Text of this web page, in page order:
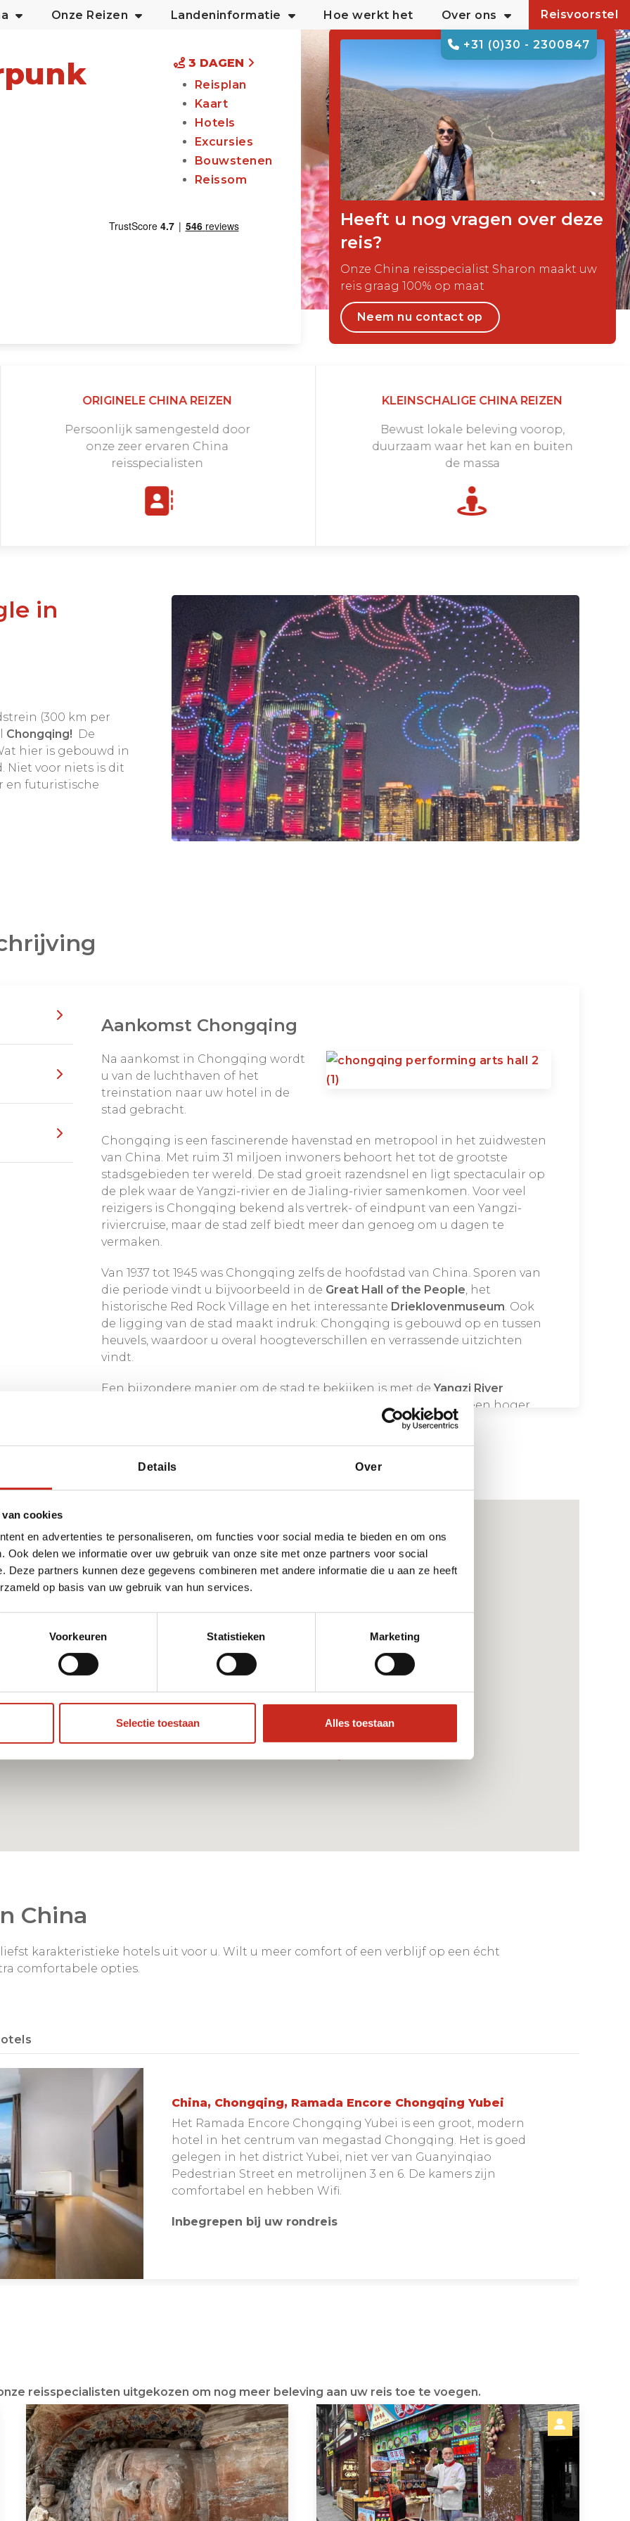
Details Over
cookies
en advertenties te personaliseren, om functies voor social media te bieden en om ons
Ook delen we informatie over uw gebruik van onze site met onze partners voor social
Deze partners kunnen deze gegevens combineren met andere informatie die u aan ze heeft
op basis van uw gebruik van hun services.
Voorkeuren Statistieken Marketing
Selectie toestaan Alles toestaan
+31 (0)30 - 2300847
Onze Reizen Landeninformatie Hoe werkt het Over ons Reisvoorstel
3 DAGEN
Reisplan
Kaart
Hotels
Excursies
Bouwstenen
Reissom
Heeft u nog vragen over deze
reis?
Onze China reisspecialist Sharon maakt uw
reis graag 100% op maat
Neem nu contact op
ORIGINELE CHINA REIZEN
Persoonlijk samengesteld door
onze zeer ervaren China
reisspecialisten
KLEINSCHALIGE CHINA REIZEN
Bewust lokale beleving voorop,
duurzaam waar het kan en buiten
de massa
(300 km per
Chongqing! De
hier is gebouwd in
Niet voor niets is dit
en futuristische
boeddhistische
). Het ligt maar 40
grote rivieren
Rivier. Het
stad die ook nog
boven elkaar
En wat dacht u van
raast om zijn doel te
een aantal fijne
zoals het Chongqing
Dewyi Bar street
of een ijsje eten
Time Square. Op
van China wordt
de bijzondere
groot contrast op
en in zeer goede staat
beginnen?
uw reis immers
erop aangepast.
Aankomst Chongqing
Na aankomst in Chongqing wordt
u van de luchthaven of het
treinstation naar uw hotel in de
stad gebracht.
Chongqing is een fascinerende havenstad en metropool in het zuidwesten
van China. Met ruim 31 miljoen inwoners behoort het tot de grootste
stadsgebieden ter wereld. De stad groeit razendsnel en ligt spectaculair op
de plek waar de Yangzi-rivier en de Jialing-rivier samenkomen. Voor veel
reizigers is Chongqing bekend als vertrek- of eindpunt van een Yangzi-
riviercruise, maar de stad zelf biedt meer dan genoeg om u dagen te
vermaken.
Van 1937 tot 1945 was Chongqing zelfs de hoofdstad van China. Sporen van
die periode vindt u bijvoorbeeld in de Great Hall of the People, het
historische Red Rock Village en het interessante Drieklovenmuseum. Ook
de ligging van de stad maakt indruk: Chongqing is gebouwd op en tussen
heuvels, waardoor u overal hoogteverschillen en verrassende uitzichten
vindt.
Een bijzondere manier om de stad te bekijken is met deYangzi River
, die vertrekt bij Xinhua Road en u over de rivier naar een hoger
gelegen stadsdeel brengt. Hier wacht een prachtig panorama over de
moderne Pudong en een spectaculaire hangbrug. Aanraders om van het
uitzicht te genieten zijn hetSouth Mountain Yi Ke Shu-platformof het
stad.
van China
China
karakteristieke hotels uit voor u. Wilt u meer comfort of een verblijf op een écht
comfortabele opties.
China, Chongqing, Ramada Encore Chongqing Yubei
Het Ramada Encore Chongqing Yubei is een groot, modern
hotel in het centrum van megastad Chongqing. Het is goed
gelegen in het district Yubei, niet ver van Guanyinqiao
Pedestrian Street en metrolijnen 3 en 6. De kamers zijn
comfortabel en hebben Wifi.
Inbegrepen bij uw rondreis
reisspecialisten uitgekozen om nog meer beleving aan uw reis toe te voegen.